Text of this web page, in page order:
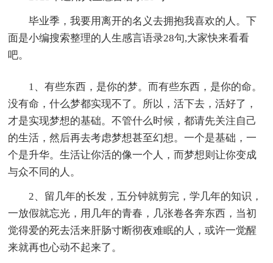
毕业季，我要用离开的名义去拥抱我喜欢的人。下
面是小编搜索整理的人生感言语录28句,大家快来看看
吧。
1、有些东西，是你的梦。而有些东西，是你的命。
没有命，什么梦都实现不了。所以，活下去，活好了，
才是实现梦想的基础。不管什么时候，都请先关注自己
的生活，然后再去考虑梦想甚至幻想。一个是基础，一
个是升华。生活让你活的像一个人，而梦想则让你变成
与众不同的人。
2、留几年的长发，五分钟就剪完，学几年的知识，
一放假就忘光，用几年的青春，几张卷各奔东西，当初
觉得爱的死去活来肝肠寸断彻夜难眠的人，或许一觉醒
来就再也心动不起来了。